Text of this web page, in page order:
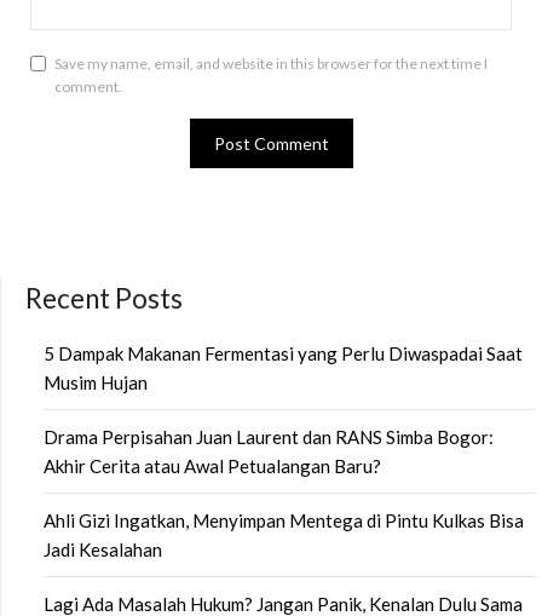
Save my name, email, and website in this browser for the next time I
comment.
Recent Posts
5 Dampak Makanan Fermentasi yang Perlu Diwaspadai Saat
Musim Hujan
Drama Perpisahan Juan Laurent dan RANS Simba Bogor:
Akhir Cerita atau Awal Petualangan Baru?
Ahli Gizi Ingatkan, Menyimpan Mentega di Pintu Kulkas Bisa
Jadi Kesalahan
Lagi Ada Masalah Hukum? Jangan Panik, Kenalan Dulu Sama